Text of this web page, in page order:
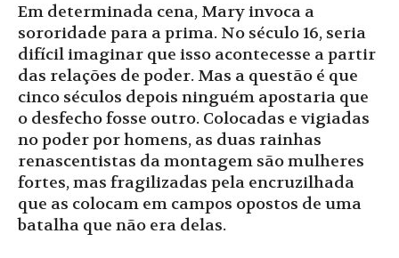
Em determinada cena, Mary invoca a
sororidade para a prima. No século 16, seria
difícil imaginar que isso acontecesse a partir
das relações de poder. Mas a questão é que
cinco séculos depois ninguém apostaria que
o desfecho fosse outro. Colocadas e vigiadas
no poder por homens, as duas rainhas
renascentistas da montagem são mulheres
fortes, mas fragilizadas pela encruzilhada
que as colocam em campos opostos de uma
batalha que não era delas.